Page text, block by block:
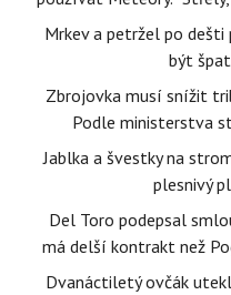
Mrkev a petržel po
být
Zbrojovka musí snížit
Podle ministerstva
Jablka a švestky na
plesnivý
Del Toro podepsal
má delší kontrakt než
Dvanáctiletý ovčák